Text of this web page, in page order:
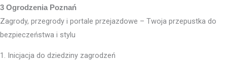
3 Ogrodzenia Poznań
Zagrody, przegrody i portale przejazdowe – Twoja przepustka do
bezpieczeństwa i stylu
1. Inicjacja do dziedziny zagrodzeń